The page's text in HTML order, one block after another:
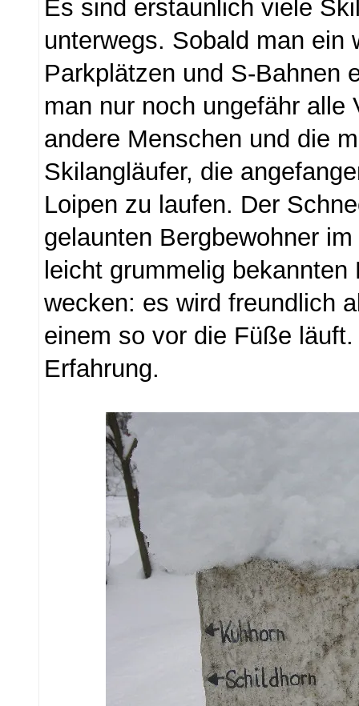
Es sind erstaunlich viele
unterwegs. Sobald man ein
Parkplätzen und S-Bahnen
man nur noch ungefähr alle
andere Menschen und die
Skilangläufer, die
Loipen zu laufen. Der
gelaunten Bergbewohner
leicht grummelig bekannten
wecken: es wird freundlich
einem so vor die Füße
Erfahrung.